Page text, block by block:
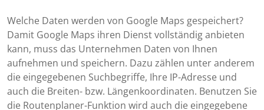
Welche Daten werden von Google Maps gespeichert?
Damit Google Maps ihren Dienst vollständig anbieten
kann, muss das Unternehmen Daten von Ihnen
aufnehmen und speichern. Dazu zählen unter anderem
die eingegebenen Suchbegriffe, Ihre IP-Adresse und
auch die Breiten- bzw. Längenkoordinaten. Benutzen Sie
die Routenplaner-Funktion wird auch die eingegebene